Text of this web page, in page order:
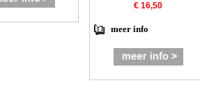
€ 16,50
meer info